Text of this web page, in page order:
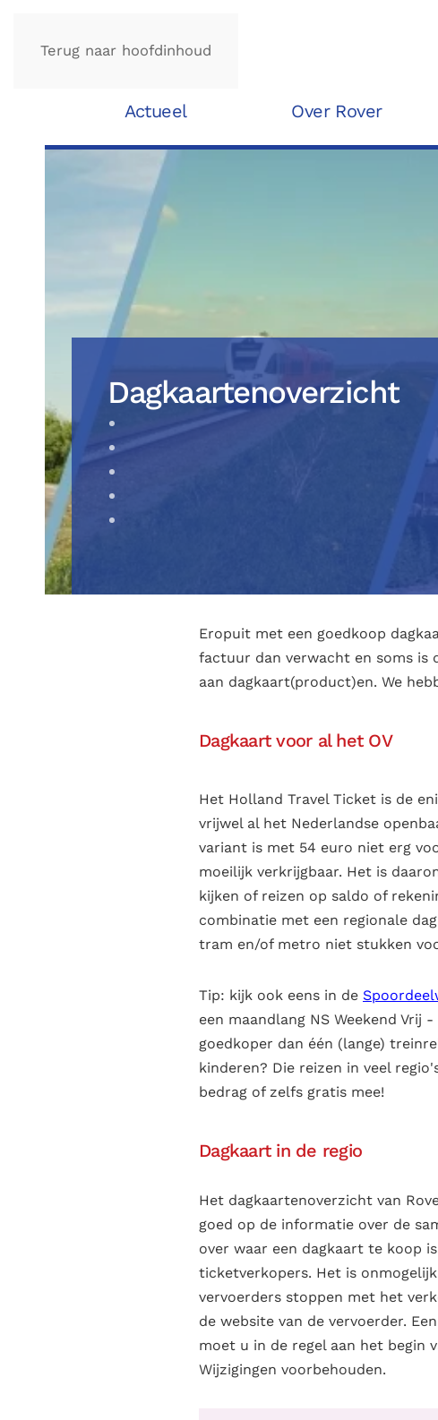
Terug naar hoofdinhoud
Actueel Over Rover
Dagkaartenoverzicht
Eropuit met een goedkoop
factuur dan verwacht en soms is
aan dagkaart(product)en. We
Dagkaart voor al het OV
Het Holland Travel Ticket is de
vrijwel al het Nederlandse
variant is met 54 euro niet erg
moeilijk verkrijgbaar. Het is
kijken of reizen op saldo of
combinatie met een regionale
tram en/of metro niet stukken
Tip: kijk ook eens in de
een maandlang NS Weekend Vrij
goedkoper dan één (lange)
kinderen? Die reizen in veel
bedrag of zelfs gratis mee!
Dagkaart in de regio
Het dagkaartenoverzicht van
goed op de informatie over de
over waar een dagkaart te koop
ticketverkopers. Het is
vervoerders stoppen met het
de website van de vervoerder.
moet u in de regel aan het begin
Wijzigingen voorbehouden.